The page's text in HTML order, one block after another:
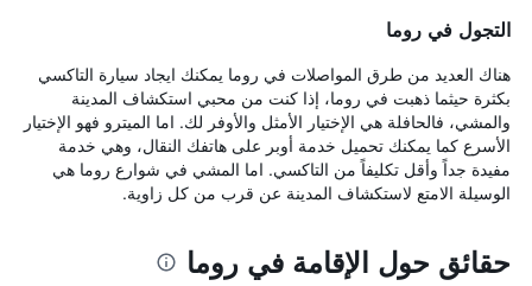
التجول في روما
هناك العديد من طرق المواصلات في روما يمكنك ايجاد سيارة التاكسي
بكثرة حيثما ذهبت في روما، إذا كنت من محبي استكشاف المدينة
والمشي، فالحافلة هي الإختيار الأمثل والأوفر لك. اما الميترو فهو الإختيار
الأسرع كما يمكنك تحميل خدمة أوبر على هاتفك النقال، وهي خدمة
مفيدة جداً وأقل تكليفاً من التاكسي. اما المشي في شوارع روما هي
الوسيلة الامتع لاستكشاف المدينة عن قرب من كل زاوية.
حقائق حول الإقامة في روما